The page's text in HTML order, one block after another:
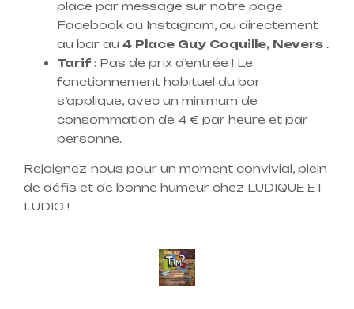
place par message sur notre page
Facebook ou Instagram, ou directement
au bar au 4 Place Guy Coquille, Nevers .
Tarif : Pas de prix d’entrée ! Le
fonctionnement habituel du bar
s’applique, avec un minimum de
consommation de 4 € par heure et par
personne.
Rejoignez-nous pour un moment convivial, plein
de défis et de bonne humeur chez LUDIQUE ET
LUDIC !